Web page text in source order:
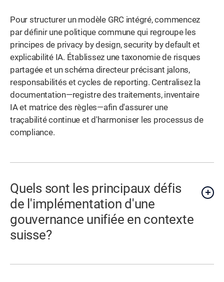
Pour structurer un modèle GRC intégré, commencez
par définir une politique commune qui regroupe les
principes de privacy by design, security by default et
explicabilité IA. Établissez une taxonomie de risques
partagée et un schéma directeur précisant jalons,
responsabilités et cycles de reporting. Centralisez la
documentation—registre des traitements, inventaire
IA et matrice des règles—afin d'assurer une
traçabilité continue et d'harmoniser les processus de
compliance.
Quels sont les principaux défis
de l'implémentation d'une
gouvernance unifiée en contexte
suisse?